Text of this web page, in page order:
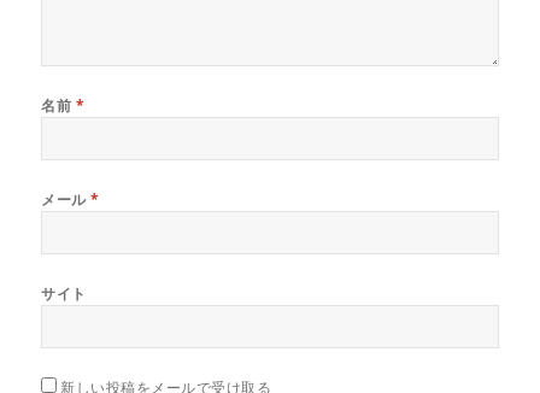
名前 *
メール*
サイト
新しい投稿をメールで受け取る